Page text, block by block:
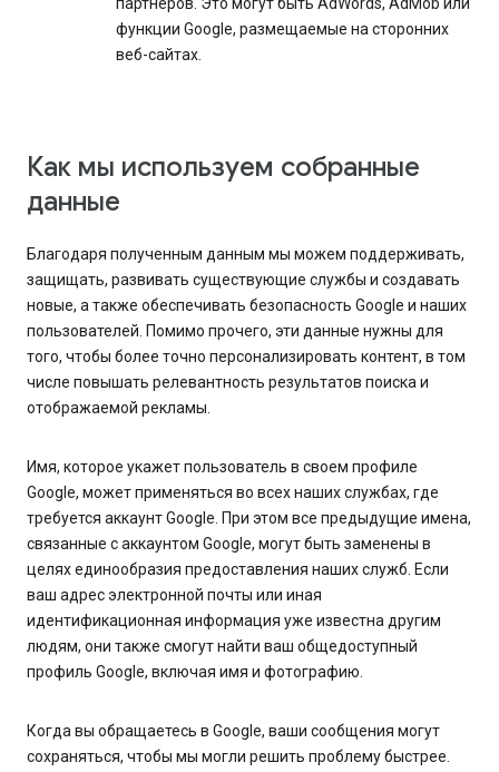
партнеров. Это могут быть AdWords, AdMob или
функции Google, размещаемые на сторонних
веб-сайтах.
Как мы используем собранные
данные
Благодаря полученным данным мы можем поддерживать,
защищать, развивать существующие службы и создавать
новые, а также обеспечивать безопасность Google и наших
пользователей. Помимо прочего, эти данные нужны для
того, чтобы более точно персонализировать контент, в том
числе повышать релевантность результатов поиска и
отображаемой рекламы.
Имя, которое укажет пользователь в своем профиле
Google, может применяться во всех наших службах, где
требуется аккаунт Google. При этом все предыдущие имена,
связанные с аккаунтом Google, могут быть заменены в
целях единообразия предоставления наших служб. Если
ваш адрес электронной почты или иная
идентификационная информация уже известна другим
людям, они также смогут найти ваш общедоступный
профиль Google, включая имя и фотографию.
Когда вы обращаетесь в Google, ваши сообщения могут
сохраняться, чтобы мы могли решить проблему быстрее.